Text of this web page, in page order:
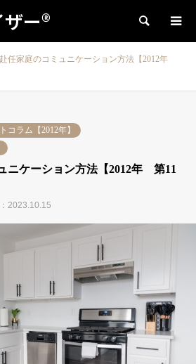
ー® 検索
任家庭のコミュニケーション方法【2012年
コラム【2012年】
ニケーション方法【2012年 第11
2023.10.15